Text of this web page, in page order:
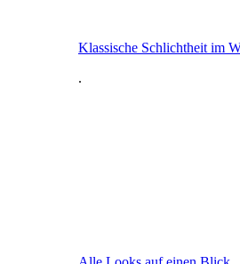
Klassische Schlichtheit im
.